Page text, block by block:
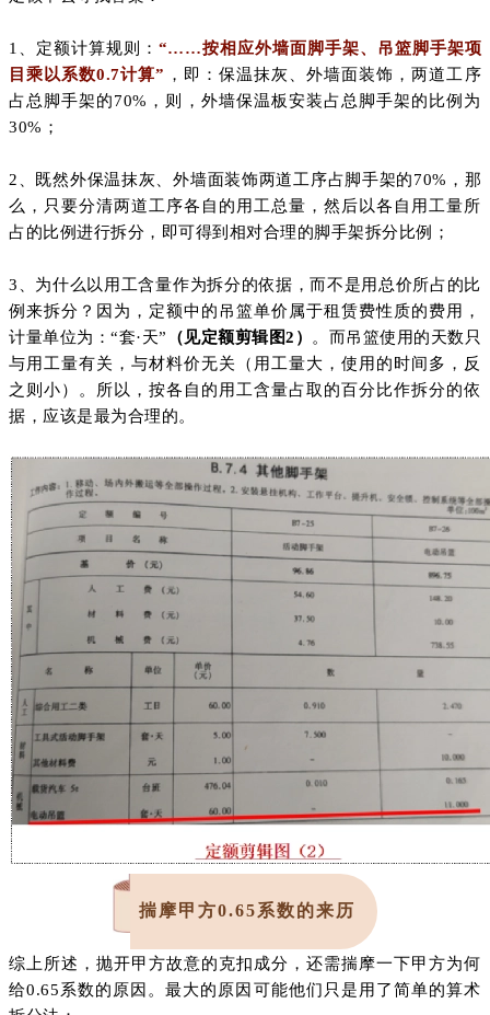
1、定额计算规则： “……按相应外墙面脚手架、吊篮脚手架项
目乘以系数0.7计算” ，即：保温抹灰、外墙面装饰，两道工序
占总脚手架的70%，则，外墙保温板安装占总脚手架的比例为
30%；
2、既然外保温抹灰、外墙面装饰两道工序占脚手架的70%，那
么，只要分清两道工序各自的用工总量，然后以各自用工量所
占的比例进行拆分，即可得到相对合理的脚手架拆分比例；
3、为什么以用工含量作为拆分的依据，而不是用总价所占的比
例来拆分？因为，定额中的吊篮单价属于租赁费性质的费用，
计量单位为：“套·天” （见定额剪辑图2）
。而吊篮使用的天数只
与用工量有关，与材料价无关（用工量大，使用的时间多，反
之则小）。所以，按各自的用工含量占取的百分比作拆分的依
据，应该是最为合理的。
揣摩甲方0.65系数的来历
综上所述，抛开甲方故意的克扣成分，还需揣摩一下甲方为何
给0.65系数的原因。最大的原因可能他们只是用了简单的算术